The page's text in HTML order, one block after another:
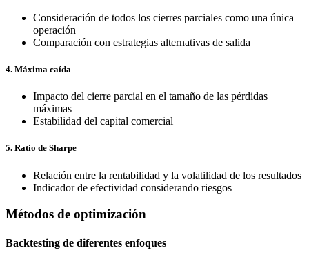
Consideración de todos los cierres parciales como una única
operación
Comparación con estrategias alternativas de salida
4. Máxima caída
Impacto del cierre parcial en el tamaño de las pérdidas
máximas
Estabilidad del capital comercial
5. Ratio de Sharpe
Relación entre la rentabilidad y la volatilidad de los resultados
Indicador de efectividad considerando riesgos
Métodos de optimización
Backtesting de diferentes enfoques